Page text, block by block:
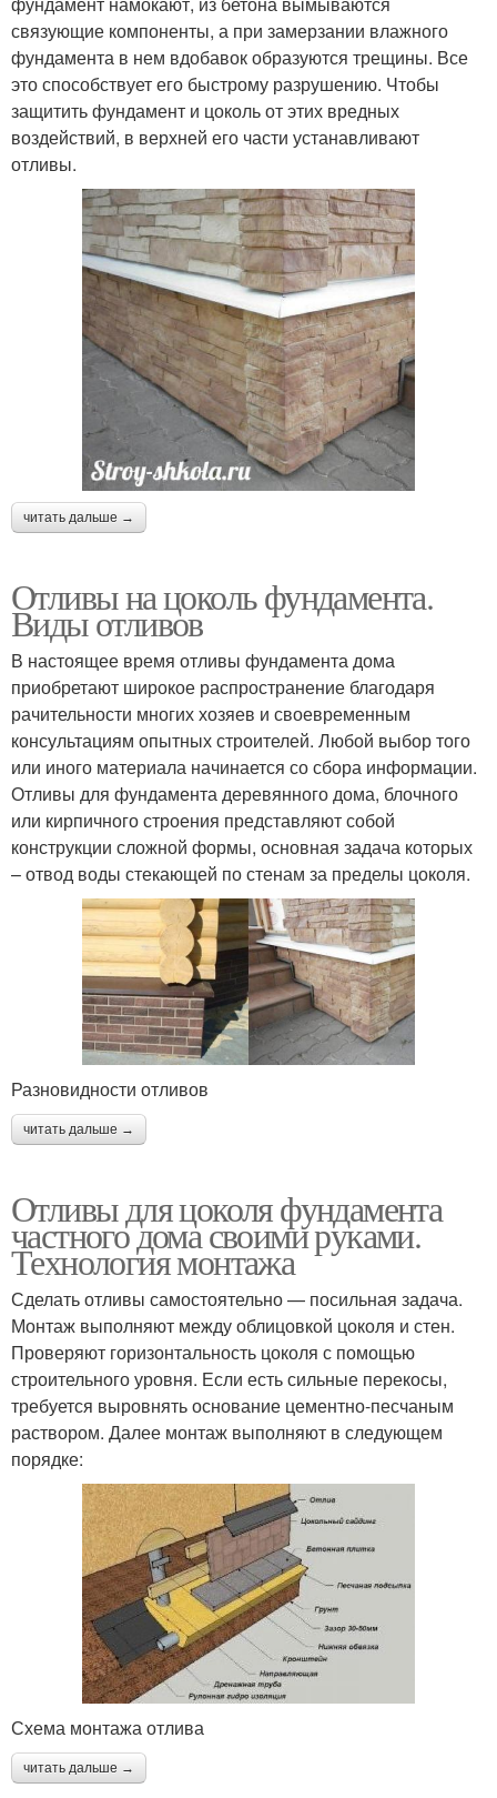
связующие компоненты, а при замерзании влажного
фундамента в нем вдобавок образуются трещины. Все
это способствует его быстрому разрушению. Чтобы
защитить фундамент и цоколь от этих вредных
воздействий, в верхней его части устанавливают
отливы.
читать дальше →
Отливы на цоколь фундамента.
Виды отливов
В настоящее время отливы фундамента дома
приобретают широкое распространение благодаря
рачительности многих хозяев и своевременным
консультациям опытных строителей. Любой выбор того
или иного материала начинается со сбора информации.
Отливы для фундамента деревянного дома, блочного
или кирпичного строения представляют собой
конструкции сложной формы, основная задача которых
– отвод воды стекающей по стенам за пределы цоколя.
Разновидности отливов
читать дальше →
Отливы для цоколя фундамента
частного дома своими руками.
Технология монтажа
Сделать отливы самостоятельно — посильная задача.
Монтаж выполняют между облицовкой цоколя и стен.
Проверяют горизонтальность цоколя с помощью
строительного уровня. Если есть сильные перекосы,
требуется выровнять основание цементно-песчаным
раствором. Далее монтаж выполняют в следующем
порядке:
Схема монтажа отлива
читать дальше →